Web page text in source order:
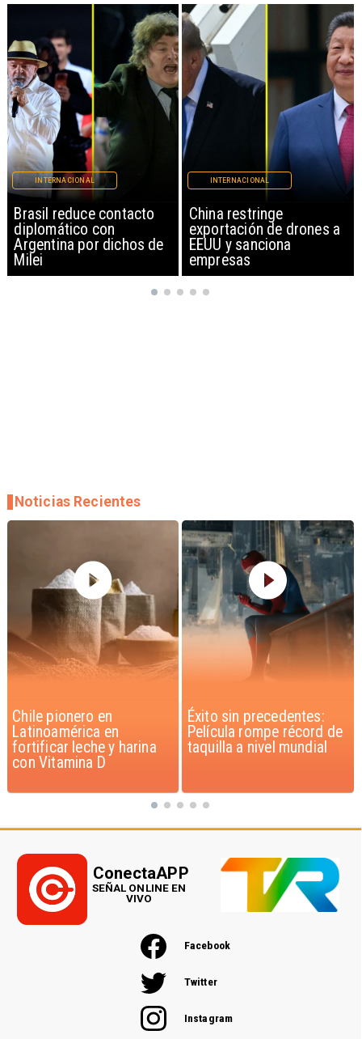
China restringe
exportación de drones a
EEUU y sanciona
empresas
INTERNACIONAL
Papa León XIV anuncia
gira por Sudamérica
INTERNACIONAL
Éxito sin precedentes:
Película rompe récord de
taquilla a nivel mundial
Corte Suprema confirma
pago de $1.000 millones
por caso ProCultura
Noticias Recientes
Facebook
Twitter
Instagram
ConectaAPP
SEÑAL ONLINE EN
VIVO